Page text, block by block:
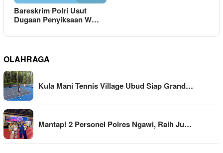
Bareskrim Polri Usut
Dugaan Penyiksaan W…
OLAHRAGA
Kula Mani Tennis Village Ubud Siap Grand…
Mantap! 2 Personel Polres Ngawi, Raih Ju…